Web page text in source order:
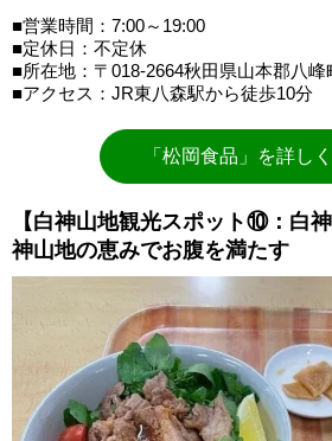
■営業時間：7:00～19:00
■定休日：不定休
■所在地：〒018-2664秋田県山本郡八
■アクセス：JR東八森駅から徒歩10分
「松岡食品」を詳し
【白神山地観光スポット⑩：白
神山地の恵みでお腹を満たす